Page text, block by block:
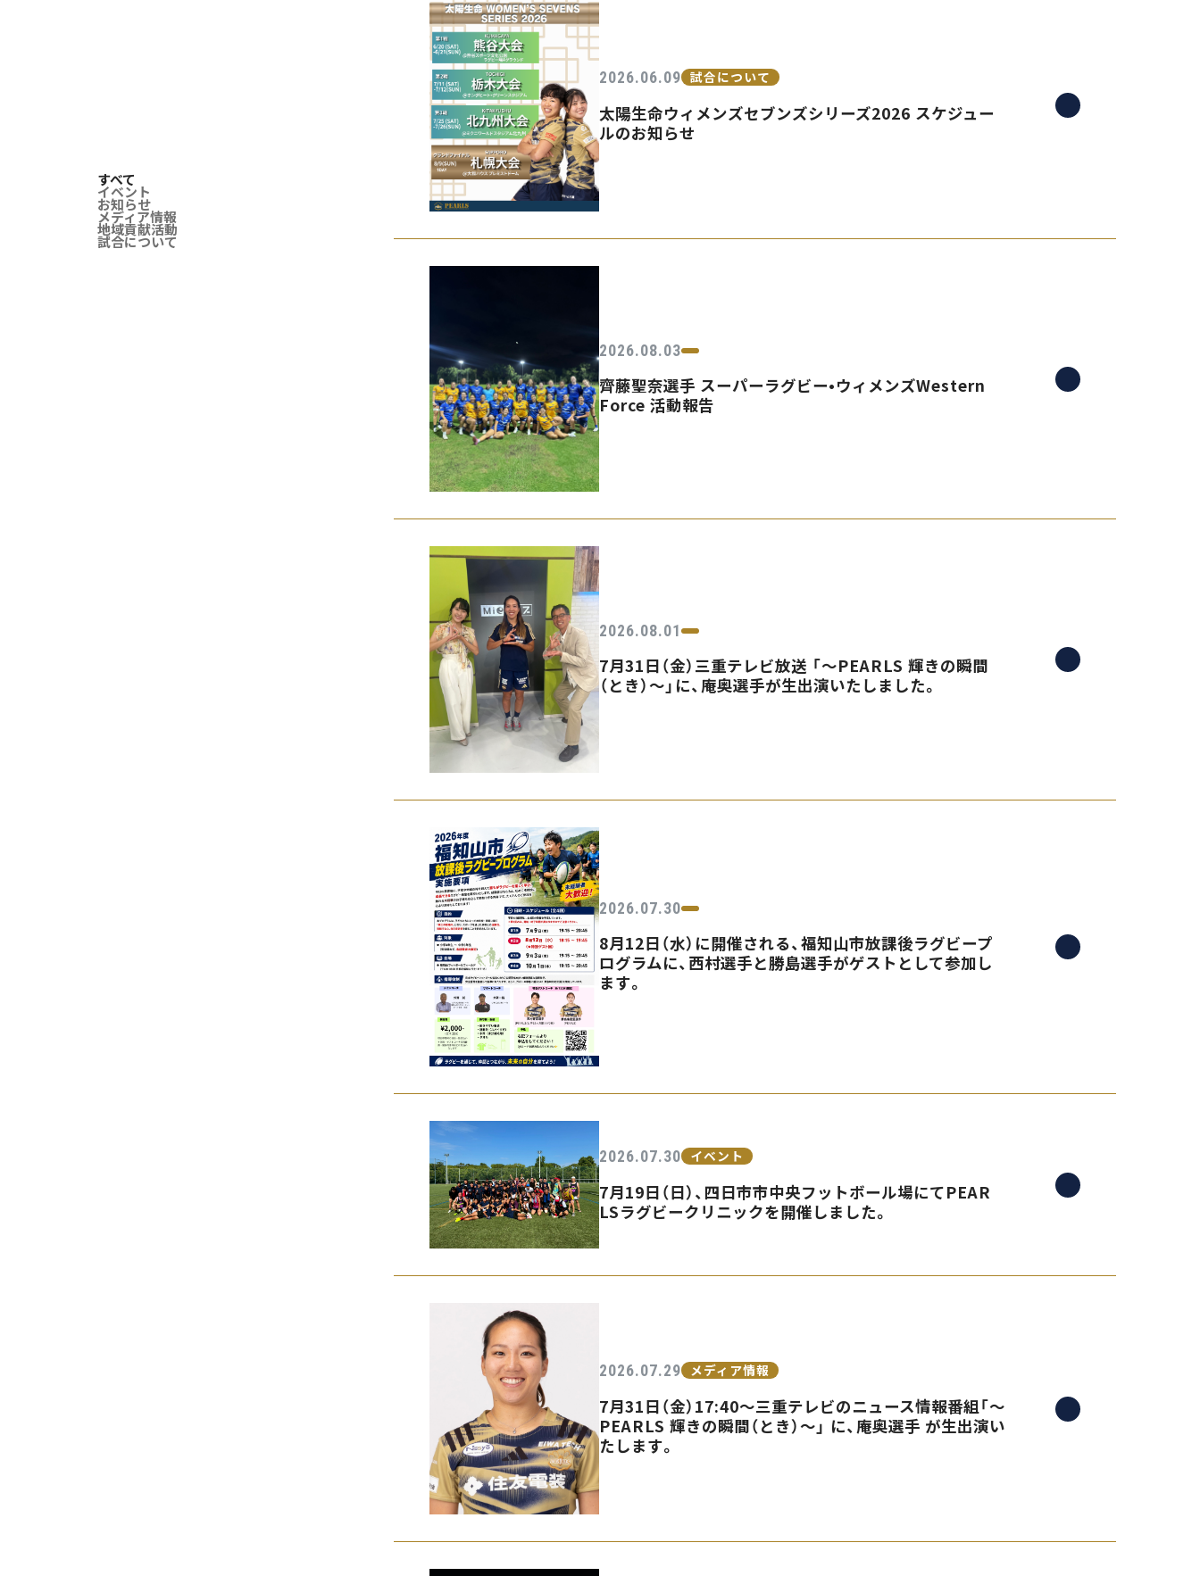
すべて
イベント
お知らせ
メディア情報
地域貢献活動
試合について
2026.06.09 試合について
太陽生命ウィメンズセブンズシリーズ2026 スケジュー
ルのお知らせ
2026.08.03
齊藤聖奈選手 スーパーラグビー•ウィメンズWestern
Force 活動報告
2026.08.01
7月31日（金）三重テレビ放送 「〜PEARLS 輝きの瞬間
（とき）〜」に、庵奥選手が生出演いたしました。
2026.07.30
8月12日（水）に開催される、福知山市放課後ラグビープ
ログラムに、西村選手と勝島選手がゲストとして参加し
ます。
2026.07.30 イベント
7月19日（日）、四日市市中央フットボール場にてPEAR
LSラグビークリニックを開催しました。
2026.07.29 メディア情報
7月31日（金）17:40〜三重テレビのニュース情報番組「〜
PEARLS 輝きの瞬間（とき）〜」 に、庵奥選手 が生出演い
たします。